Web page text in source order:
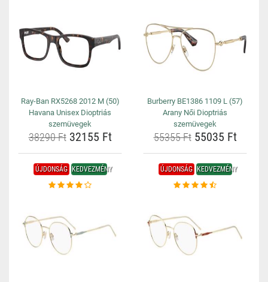
Ray-Ban RX5268 2012 M (50)
Havana Unisex Dioptriás
szemüvegek
38290 Ft32155 Ft
Burberry BE1386 1109 L (57)
Arany Női Dioptriás
szemüvegek
55355 Ft55035 Ft
ÚJDONSÁG KEDVEZMÉNY ÚJDONSÁG KEDVEZMÉNY